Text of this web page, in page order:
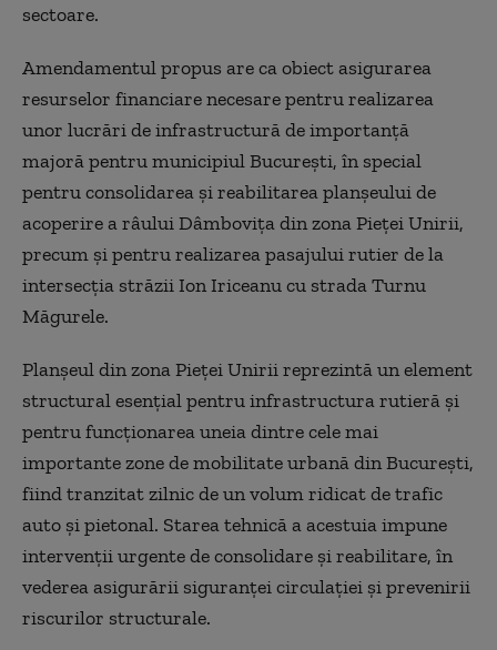
sectoare.
Amendamentul propus are ca obiect asigurarea
resurselor financiare necesare pentru realizarea
unor lucrări de infrastructură de importanță
majoră pentru municipiul București, în special
pentru consolidarea și reabilitarea planșeului de
acoperire a râului Dâmbovița din zona Pieței Unirii,
precum și pentru realizarea pasajului rutier de la
intersecția străzii Ion Iriceanu cu strada Turnu
Măgurele.
Planșeul din zona Pieței Unirii reprezintă un element
structural esențial pentru infrastructura rutieră și
pentru funcționarea uneia dintre cele mai
importante zone de mobilitate urbană din București,
fiind tranzitat zilnic de un volum ridicat de trafic
auto și pietonal. Starea tehnică a acestuia impune
intervenții urgente de consolidare și reabilitare, în
vederea asigurării siguranței circulației și prevenirii
riscurilor structurale.